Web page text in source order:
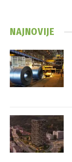
NAJNOVIJE